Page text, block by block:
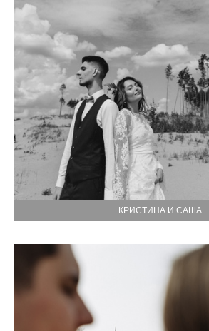
КРИСТИНА И САША